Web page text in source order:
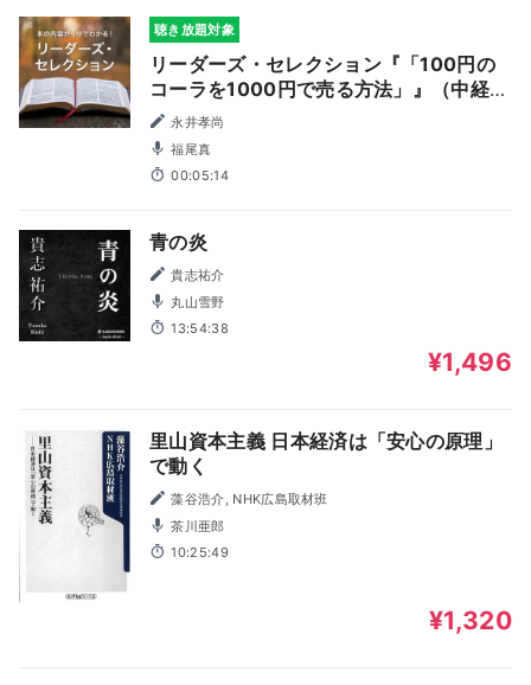
聴き放題対象
リーダーズ・セレクション『「100円の
コーラを1000円で売る方法」』（中経出
版）powered by 新刊JP
永井孝尚
福尾真
00:05:14
青の炎
貴志祐介
丸山雪野
13:54:38
¥1,496
里山資本主義 日本経済は「安心の原理」
で動く
藻谷浩介, NHK広島取材班
茶川亜郎
10:25:49
¥1,320